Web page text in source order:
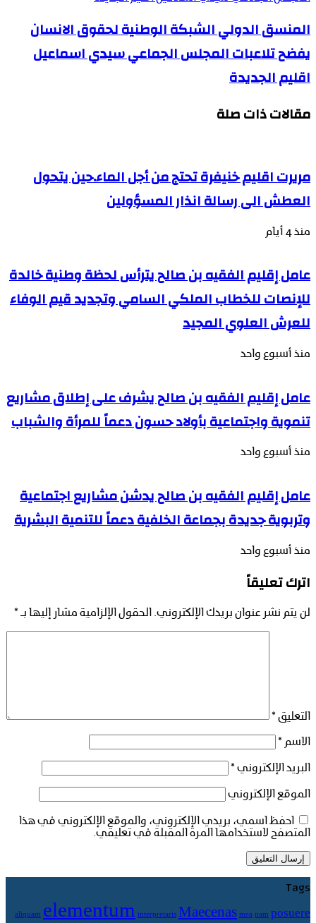
المنسق الدولي الشبكة الوطنية لحقوق الانسان
يفضح تلاعبات المجلس الجماعي سيدي اسماعيل
اقليم الجديدة
مقالات ذات صلة
مريرت اقليم خنيفرة تحتج من أجل الماء.حين يتحول
العطش الى رسالة انذار المسؤولين
منذ 4 أيام
عامل إقليم الفقيه بن صالح يترأس لحظة وطنية خالدة
للإنصات للخطاب الملكي السامي وتجديد قيم الوفاء
للعرش العلوي المجيد
منذ أسبوع واحد
عامل إقليم الفقيه بن صالح يشرف على إطلاق مشاريع
تنموية واجتماعية بأولاد حسون دعماً للمرأة والشباب
منذ أسبوع واحد
عامل إقليم الفقيه بن صالح يدشن مشاريع اجتماعية
وتربوية جديدة بجماعة الخلفية دعماً للتنمية البشرية
منذ أسبوع واحد
اترك تعليقاً
لن يتم نشر عنوان بريدك الإلكتروني. الحقول الإلزامية مشار إليها بـ *
التعليق *
الاسم *
البريد الإلكتروني *
الموقع الإلكتروني
احفظ اسمي، بريدي الإلكتروني، والموقع الإلكتروني في هذا
المتصفح لاستخدامها المرة المقبلة في تعليقي.
Tags
aliquam elementum interpretaris Maecenas mea nam posuere